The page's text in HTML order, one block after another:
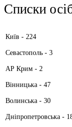
Списки
Київ - 224
Севастополь - 3
АР Крим - 2
Вінницька - 47
Волинська - 30
Дніпропетровська -